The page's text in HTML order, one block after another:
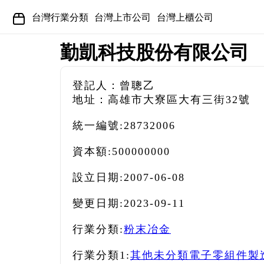
台灣行業分類 台灣上市公司 台灣上櫃公司
勤凱科技股份有限公司
登記人：曾聰乙
地址：高雄市大寮區大有三街32號
統一編號:28732006
資本額: 500000000
設立日期:2007-06-08
變更日期:2023-09-11
行業分類:粉末冶金
行業分類1:其他未分類電子零組件製